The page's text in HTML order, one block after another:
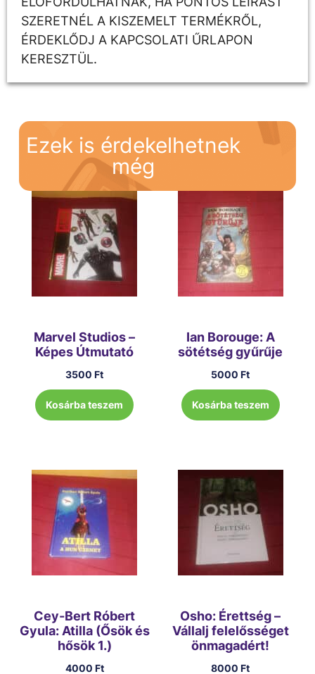
SZERETNÉL A KISZEMELT TERMÉKRŐL,
ÉRDEKLŐDJ A KAPCSOLATI ŰRLAPON
KERESZTÜL.
Ezek is érdekelhetnek
még
Marvel Studios –
Képes Útmutató
3500Ft
Kosárba teszem
Ian Borouge: A
sötétség gyűrűje
5000Ft
Kosárba teszem
Cey-Bert Róbert
Gyula: Atilla (Ősök és
hősök 1.)
4000 Ft
Osho: Érettség –
Vállalj felelősséget
önmagadért!
8000Ft